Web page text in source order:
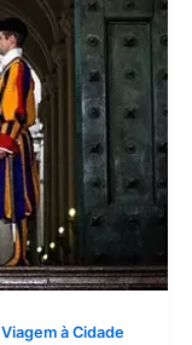
Viagem à Cidade